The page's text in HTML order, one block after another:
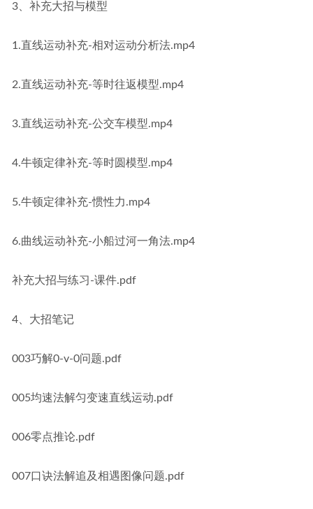
3、补充大招与模型
1.直线运动补充-相对运动分析法.mp4
2.直线运动补充-等时往返模型.mp4
3.直线运动补充-公交车模型.mp4
4.牛顿定律补充-等时圆模型.mp4
5.牛顿定律补充-惯性力.mp4
6.曲线运动补充-小船过河一角法.mp4
补充大招与练习-课件.pdf
4、大招笔记
003巧解0-v-0问题.pdf
005均速法解匀变速直线运动.pdf
006零点推论.pdf
007口诀法解追及相遇图像问题.pdf